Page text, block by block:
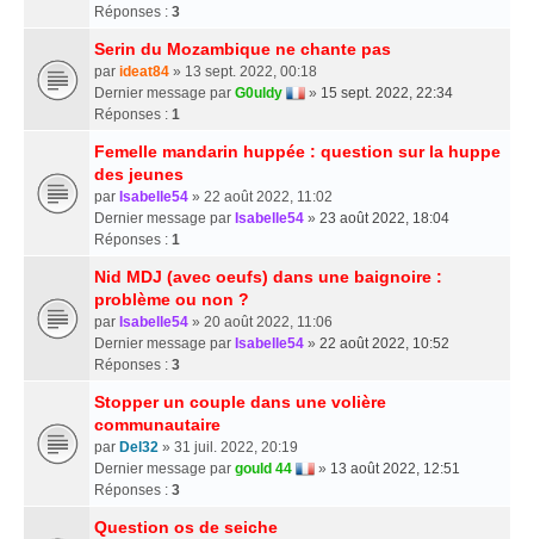
Réponses : 3
Serin du Mozambique ne chante pas
par ideat84 » 13 sept. 2022, 00:18
Dernier message par G0uldy » 15 sept. 2022, 22:34
Réponses : 1
Femelle mandarin huppée : question sur la huppe
des jeunes
par Isabelle54 » 22 août 2022, 11:02
Dernier message par Isabelle54 » 23 août 2022, 18:04
Réponses : 1
Nid MDJ (avec oeufs) dans une baignoire :
problème ou non ?
par Isabelle54 » 20 août 2022, 11:06
Dernier message par Isabelle54 » 22 août 2022, 10:52
Réponses : 3
Stopper un couple dans une volière
communautaire
par Del32 » 31 juil. 2022, 20:19
Dernier message par gould 44 » 13 août 2022, 12:51
Réponses : 3
Question os de seiche